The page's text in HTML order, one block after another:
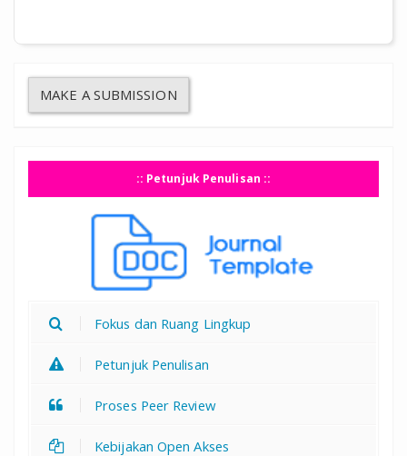
MAKE A SUBMISSION
:: Petunjuk Penulisan ::
Fokus dan Ruang Lingkup
Petunjuk Penulisan
Proses Peer Review
Kebijakan Open Akses